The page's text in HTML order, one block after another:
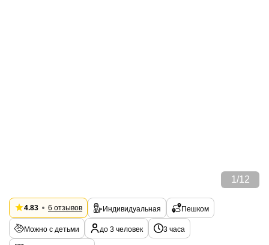
1 /12
4.83 6 отзывов Индивидуальная Пешком
Можно с детьми до 3 человек 3 часа